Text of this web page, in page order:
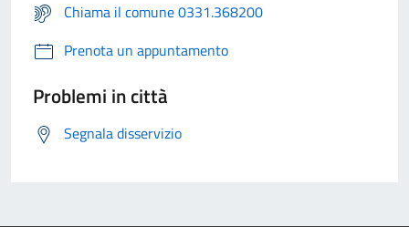
Chiama il comune 0331.368200
Prenota un appuntamento
Problemi in città
Segnala disservizio